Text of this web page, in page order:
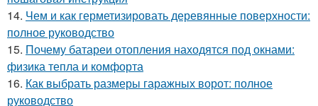
14. Чем и как герметизировать деревянные поверхности:
полное руководство
15. Почему батареи отопления находятся под окнами:
физика тепла и комфорта
16. Как выбрать размеры гаражных ворот: полное
руководство